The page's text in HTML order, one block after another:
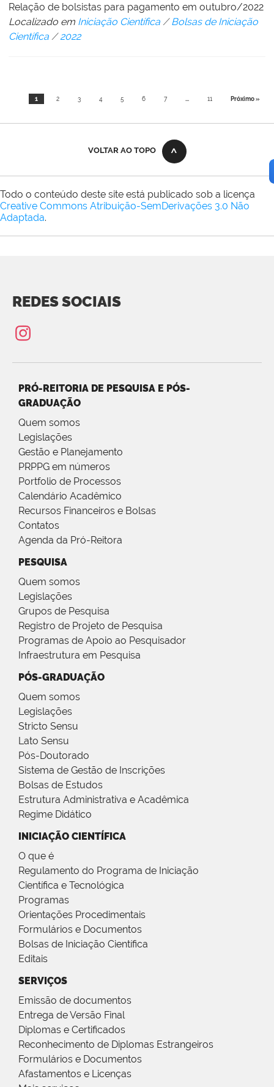
Relação de bolsistas para pagamento em outubro/2022
Localizado em Iniciação Científica /Bolsas de Iniciação
Científica /2022
1 2 3 4 5 6 7 ... 11 Próximo »
VOLTAR AO TOPO
Todo o conteúdo deste site está publicado sob a licença
Creative Commons Atribuição-SemDerivações 3.0 Não
Adaptada.
REDES SOCIAIS
PRÓ-REITORIA DE PESQUISA E PÓS-
GRADUAÇÃO
Quem somos
Legislações
Gestão e Planejamento
PRPPG em números
Portfolio de Processos
Calendário Acadêmico
Recursos Financeiros e Bolsas
Contatos
Agenda da Pró-Reitora
PESQUISA
Quem somos
Legislações
Grupos de Pesquisa
Registro de Projeto de Pesquisa
Programas de Apoio ao Pesquisador
Infraestrutura em Pesquisa
PÓS-GRADUAÇÃO
Quem somos
Legislações
Stricto Sensu
Lato Sensu
Pós-Doutorado
Sistema de Gestão de Inscrições
Bolsas de Estudos
Estrutura Administrativa e Acadêmica
Regime Didático
INICIAÇÃO CIENTÍFICA
O que é
Regulamento do Programa de Iniciação
Científica e Tecnológica
Programas
Orientações Procedimentais
Formulários e Documentos
Bolsas de Iniciação Científica
Editais
SERVIÇOS
Emissão de documentos
Entrega de Versão Final
Diplomas e Certificados
Reconhecimento de Diplomas Estrangeiros
Formulários e Documentos
Afastamentos e Licenças